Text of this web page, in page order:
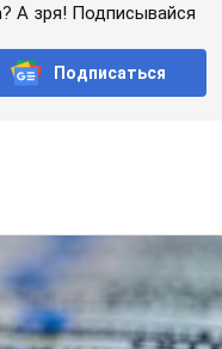
А зря! Подписывайся
Подписаться